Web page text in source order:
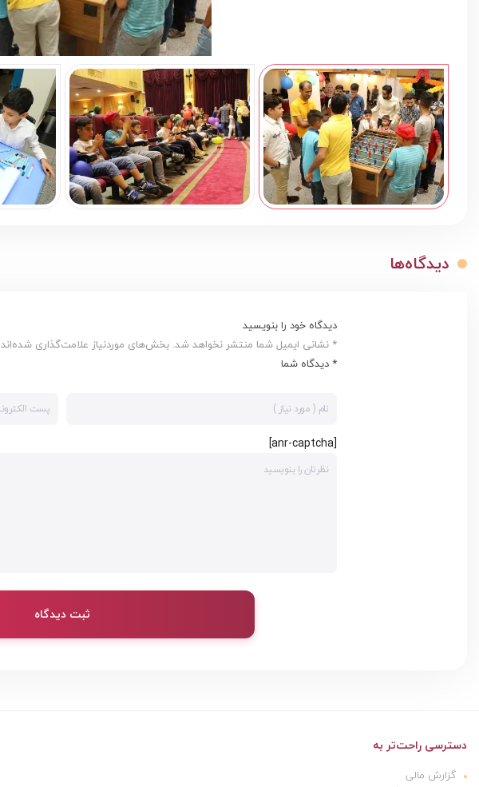
دیدگاه‌ها
دیدگاه خود را بنویسید
* نشانی ایمیل شما منتشر نخواهد شد. بخش‌های موردنیاز علامت‌گذاری شده‌اند
* دیدگاه شما
[anr-captcha]
ثبت دیدگاه
دسترسی راحت‌تر به
گزارش مالی